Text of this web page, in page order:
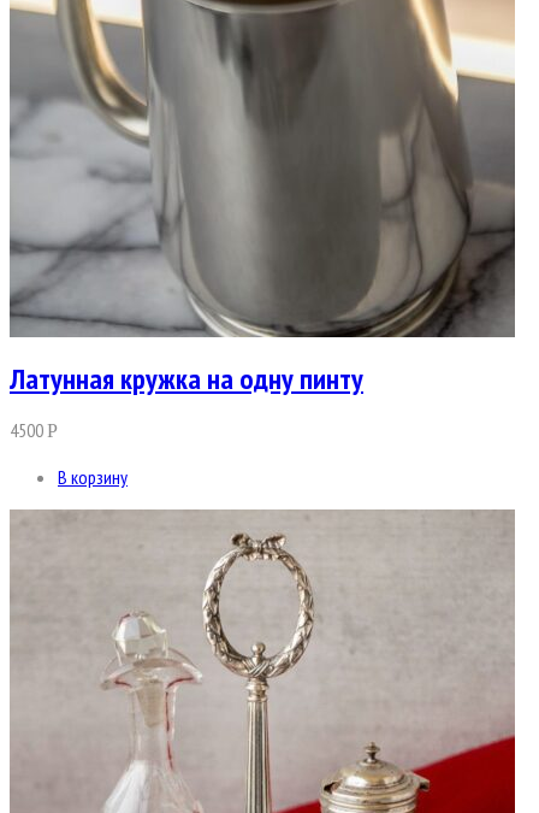
Латунная кружка на одну пинту
4500Р
В корзину